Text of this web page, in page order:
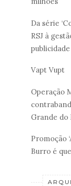
Da série
RSJ à
publicidade
Vapt Vupt
Operação
Grande do
Promoção
Burro é